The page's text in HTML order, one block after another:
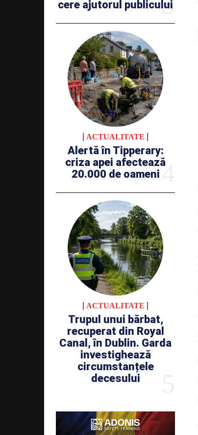
cere ajutorul publicului
ACTUALITATE
Alertă în Tipperary:
criza apei afectează
20.000 de oameni
ACTUALITATE
Trupul unui bărbat,
recuperat din Royal
Canal, în Dublin. Garda
investighează
circumstanțele
decesului